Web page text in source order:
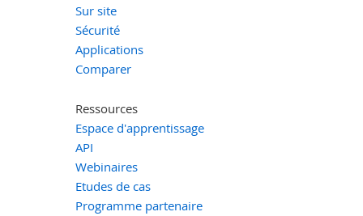
Sur site
Sécurité
Applications
Comparer
Ressources
Espace d'apprentissage
API
Webinaires
Etudes de cas
Programme partenaire